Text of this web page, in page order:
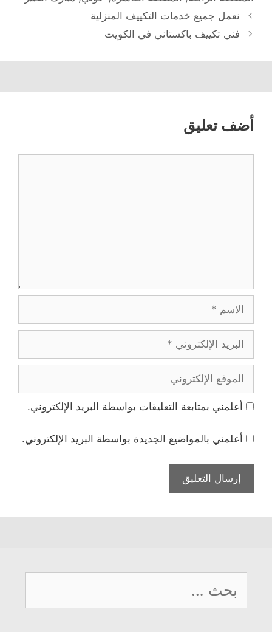
نعمل جميع خدمات التكييف المنزلية
فني تكييف باكستاني في الكويت
أضف تعليق
الإلكتروني
الإلكتروني
أعلمني بمتابعة التعليقات بواسطة البريد الإلكتروني.
أعلمني بالمواضيع الجديدة بواسطة البريد الإلكتروني.
عن: